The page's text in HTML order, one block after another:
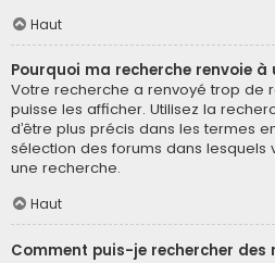
Haut
Pourquoi ma recherche renvoie à
Votre recherche a renvoyé trop de
puisse les afficher. Utilisez la
d’être plus précis dans les termes
sélection des forums dans lesquels
une recherche.
Haut
Comment puis-je rechercher des